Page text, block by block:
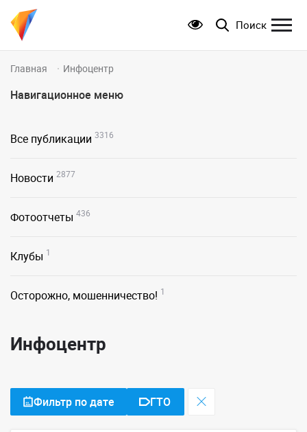
Поиск
Главная Инфоцентр
Навигационное меню
Все публикации 3316
Новости 2877
Фотоотчеты 436
Клубы 1
Осторожно, мошенничество! 1
Инфоцентр
Фильтр по дате ГТО